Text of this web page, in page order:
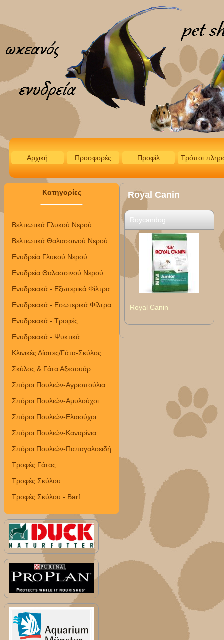
Αρχική Προσφορές Προφίλ Τρόποι
Κατηγορίες
Βελτιωτικά Γλυκού Νερού
Βελτιωτικά Θαλασσινού Νερού
Ενυδρεία Γλυκού Νερού
Ενυδρεία Θαλασσινού Νερού
Ενυδρειακά - Εξωτερικά Φίλτρα
Ενυδρειακά - Εσωτερικά Φίλτρα
Ενυδρειακά - Τροφές
Ενυδρειακά - Ψυκτικά
Κλινικές Δίαιτες/Γάτα-Σκύλος
Σκύλος & Γάτα Αξεσουάρ
Σπόροι Πουλιών-Αγριοπούλια
Σπόροι Πουλιών-Αμυλούχοι
Σπόροι Πουλιών-Ελαιούχοι
Σπόροι Πουλιών-Καναρίνια
Σπόροι Πουλιών-Παπαγαλοειδή
Τροφές Γάτας
Τροφές Σκύλου
Τροφές Σκύλου - Barf
Royal Canin
Roycandog
Royal Canin